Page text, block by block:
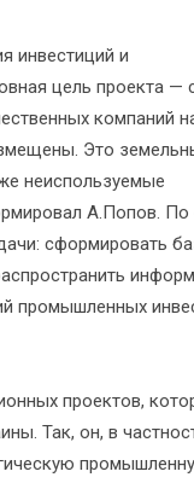
инвестиций и
цель проекта —
компаний
Это
неиспользуемые
А.Попов. По
сформировать
промышленных
проектов,
Так, он, в